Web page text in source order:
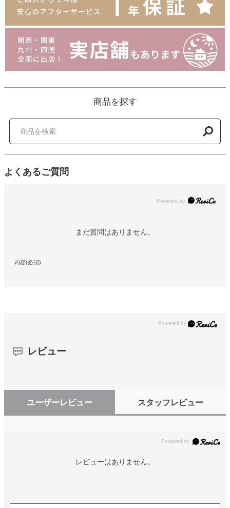
商品を探す
よくあるご質問
Powered by
まだ質問はありません。
内容(必須)
レビュー
ユーザーレビュー スタッフレビュー
レビューはありません。